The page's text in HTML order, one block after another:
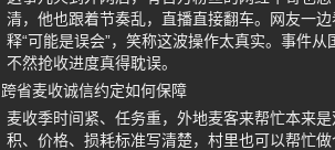
清，他也跟着节奏乱，直播直接翻车。网友一
释“可能是误会”，笑称这波操作太真实。事件
不然抢收进度真得耽误。
跨省麦收诚信约定如何保障
麦收季时间紧、任务重，外地麦客来帮忙本来
积、价格、损耗标准写清楚，村里也可以帮忙